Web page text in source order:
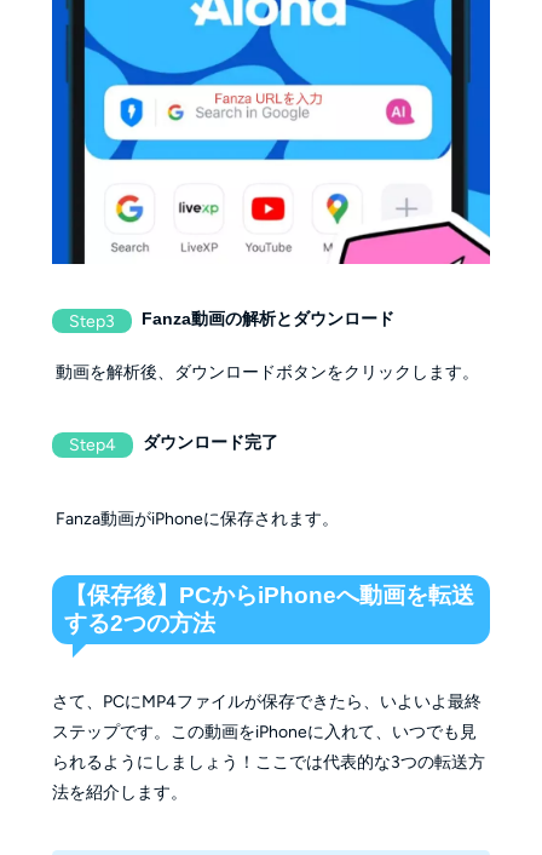
Step3 Fanza動画の解析とダウンロード
動画を解析後、ダウンロードボタンをクリックします。
Step4 ダウンロード完了
Fanza動画がiPhoneに保存されます。
【保存後】PCからiPhoneへ動画を転送
する2つの方法
さて、PCにMP4ファイルが保存できたら、いよいよ最終
ステップです。この動画をiPhoneに入れて、いつでも見
られるようにしましょう！ここでは代表的な3つの転送方
法を紹介します。